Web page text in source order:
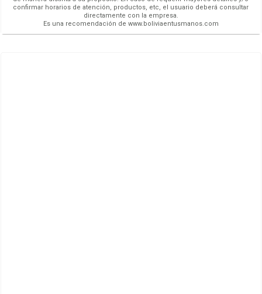
confirmar horarios de atención, productos, etc, el usuario deberá consultar
directamente con la empresa.
Es una recomendación de www.boliviaentusmanos.com